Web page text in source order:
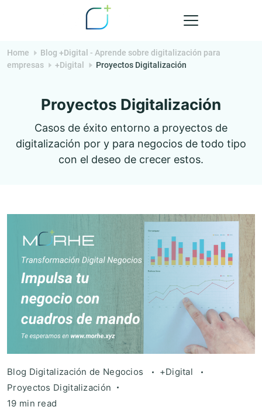
Morhe
Digital
Home
Blog +Digital - Aprende sobre digitalización para
empresas
+Digital Proyectos Digitalización
Proyectos Digitalización
Casos de éxito entorno a proyectos de
digitalización por y para negocios de todo tipo
con el deseo de crecer estos.
Blog Digitalización de Negocios
+Digital
Proyectos Digitalización
19 min read